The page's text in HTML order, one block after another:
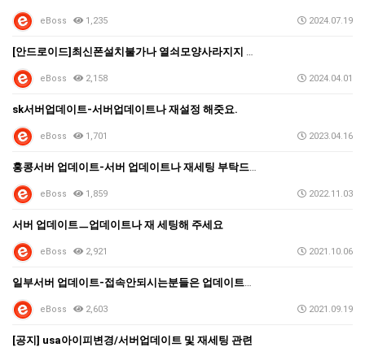
eBoss 1,235 2024.07.19
[안드로이드]최신폰설치불가나 열쇠모양사라지지 않을때
eBoss 2,158 2024.04.01
sk서버업데이트-서버업데이트나 재설정 해줏요.
eBoss 1,701 2023.04.16
홍콩서버 업데이트-서버 업데이트나 재세팅 부탁드립니다.…
eBoss 1,859 2022.11.03
서버 업데이트ㅡ업데이트나 재 세팅해 주세요
eBoss 2,921 2021.10.06
일부서버 업데이트-접속안되시는분들은 업데이트재세팅 해주…
eBoss 2,603 2021.09.19
[공지] usa아이피변경/서버업데이트 및 재세팅 관련